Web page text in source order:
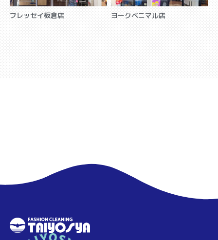
フレッセイ板倉店 ヨークベニマル店